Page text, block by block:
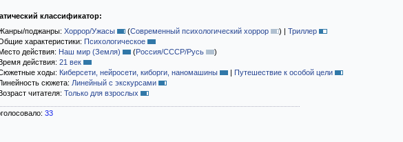
классификатор:
поджанры: Хоррор/Ужасы (Современный психологический хоррор ) | Триллер
характеристики: Психологическое
действия: Наш мир (Земля) (Россия/СССР/Русь
)
действия: 21 век
ходы: Киберсети, нейросети, киборги, наномашины | Путешествие к особой цели
сюжета: Линейный с экскурсами
читателя: Только для взрослых
33